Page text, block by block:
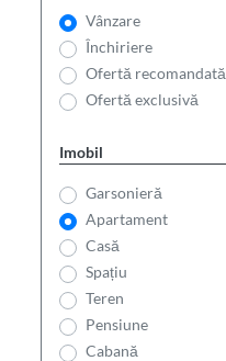
Vânzare
Închiriere
Ofertă recomandată
Ofertă exclusivă
Imobil
Garsonieră
Apartament
Casă
Spațiu
Teren
Pensiune
Cabană